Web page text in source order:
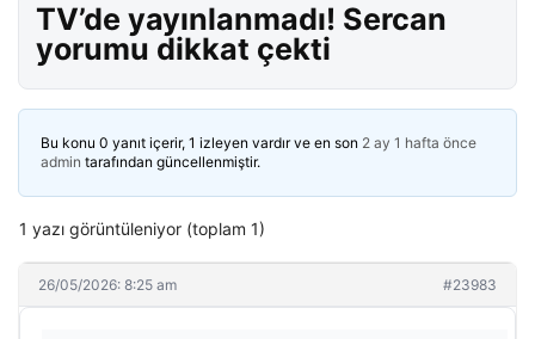
TV’de yayınlanmadı! Sercan
yorumu dikkat çekti
Bu konu 0 yanıt içerir, 1 izleyen vardır ve en son 2 ay 1 hafta önce
admin tarafından güncellenmiştir.
1 yazı görüntüleniyor (toplam 1)
26/05/2026: 8:25 am #23983